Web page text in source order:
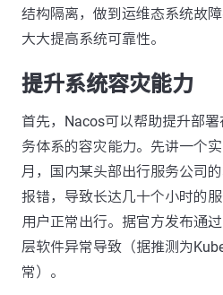
结构隔离，做到运维态系统故障
大大提高系统可靠性。
提升系统容灾能力
首先，Nacos可以帮助提升部
务体系的容灾能力。先讲一个
月，国内某头部出行服务公司
报错，导致长达几十个小时的
用户正常出行。据官方发布通
层软件异常导致（据推测为
常）。